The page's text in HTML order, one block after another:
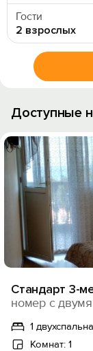
Гости
2 взрослых
Доступные
Стандарт 3-
номер с
1
Комнат: 1